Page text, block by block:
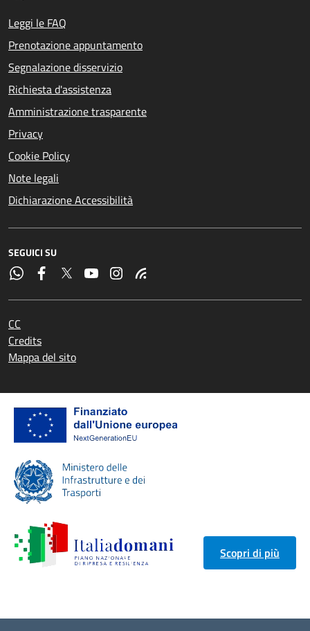
Leggi le FAQ
Prenotazione appuntamento
Segnalazione disservizio
Richiesta d'assistenza
Amministrazione trasparente
Privacy
Cookie Policy
Note legali
Dichiarazione Accessibilità
SEGUICI SU
CC
Credits
Mappa del sito
Scopri di più